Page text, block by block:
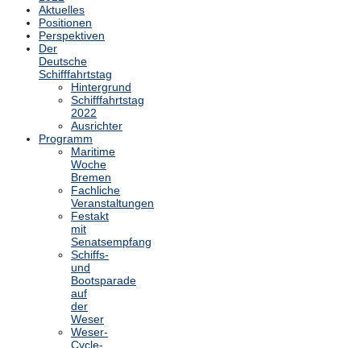
Aktuelles
Positionen
Perspektiven
Der
Deutsche
Schifffahrtstag
Hintergrund
Schifffahrtstag
2022
Ausrichter
Programm
Maritime
Woche
Bremen
Fachliche
Veranstaltungen
Festakt
mit
Senatsempfang
Schiffs-
und
Bootsparade
auf
der
Weser
Weser-
Cycle-